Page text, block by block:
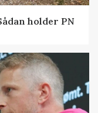
holder PN